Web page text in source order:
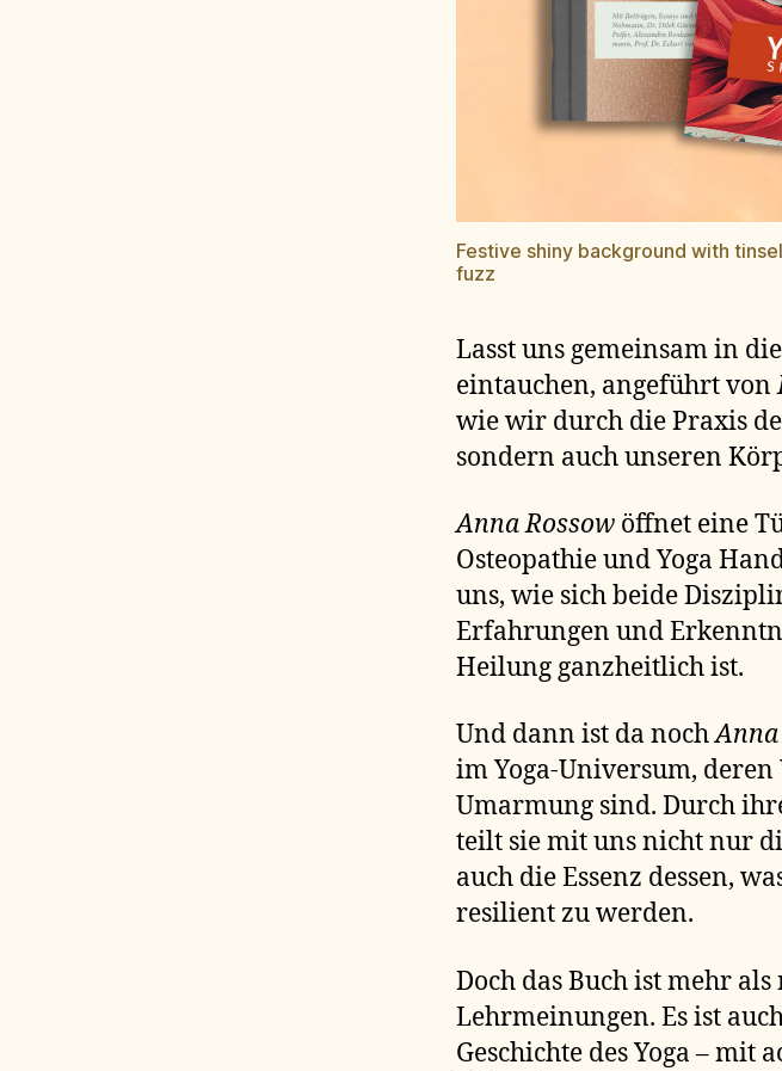
Festive shiny background with
fuzz
Lasst uns gemeinsam in
eintauchen, angeführt von
wie wir durch die Praxis
sondern auch unseren
Anna Rossow öffnet eine
Osteopathie und Yoga
uns, wie sich beide
Erfahrungen und
Heilung ganzheitlich ist.
Und dann ist da noch
im Yoga-Universum,
Umarmung sind. Durch
teilt sie mit uns nicht nur
auch die Essenz dessen,
resilient zu werden.
Doch das Buch ist mehr
Lehrmeinungen. Es ist
Geschichte des Yoga – mit